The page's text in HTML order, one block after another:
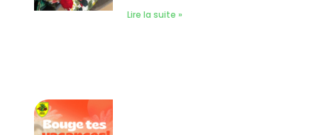
Lire la suite »